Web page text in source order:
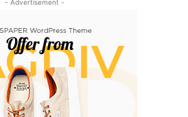
- Advertisement -